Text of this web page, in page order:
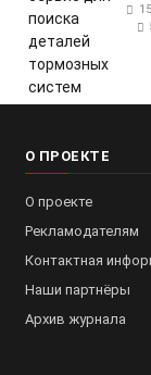
О ПРОЕКТЕ
О проекте
Рекламодателям
Контактная
Наши партнёры
Архив журнала